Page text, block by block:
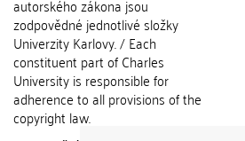
autorského zákona jsou
zodpovědné jednotlivé složky
Univerzity Karlovy. / Each
constituent part of Charles
University is responsible for
adherence to all provisions of the
copyright law.